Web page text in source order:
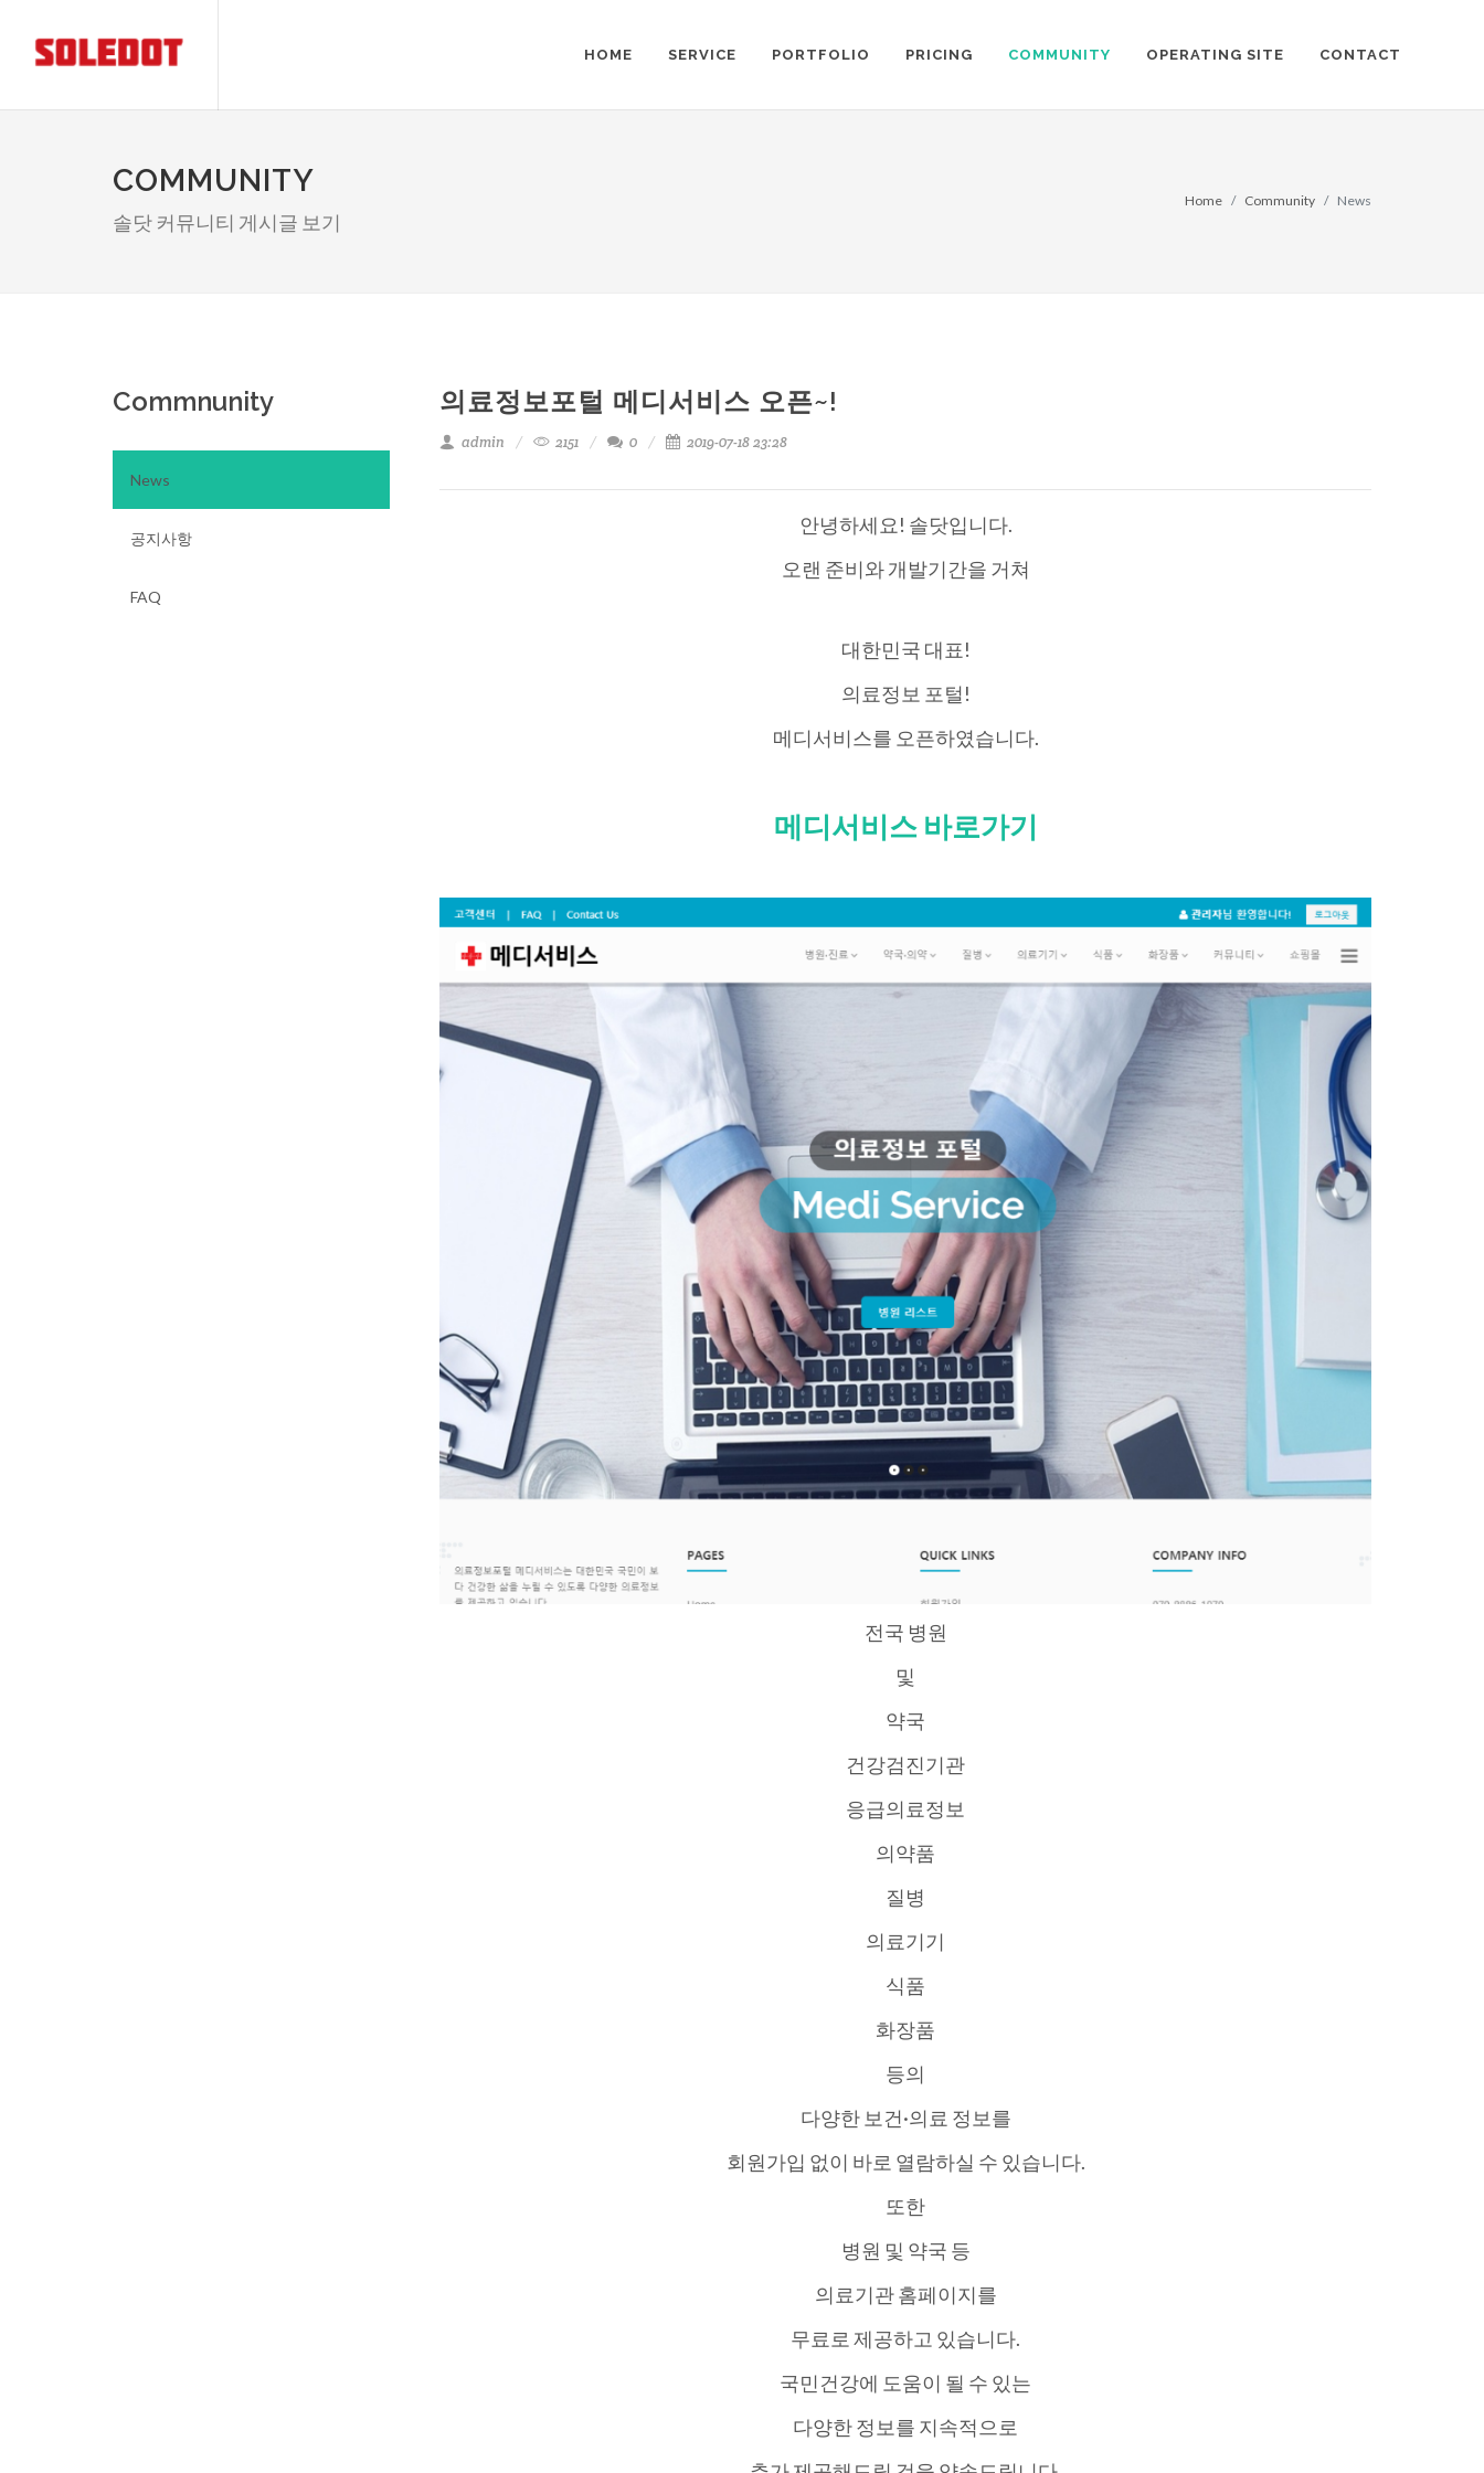
HOME SERVICE PORTFOLIO PRICING COMMUNITY OPERATING SITE CONTACT
COMMUNITY
솔닷 커뮤니티 게시글 보기
Home Community News
Commnunity
News
공지사항
FAQ
의료정보포털 메디서비스 오픈~!
admin 2151 0 2019-07-18 23:28
안녕하세요! 솔닷입니다.
오랜 준비와 개발기간을 거쳐
대한민국 대표!
의료정보 포털!
메디서비스를 오픈하였습니다.
메디서비스 바로가기
전국 병원
및
약국
건강검진기관
응급의료정보
의약품
질병
의료기기
식품
화장품
등의
다양한 보건·의료 정보를
회원가입 없이 바로 열람하실 수 있습니다.
또한
병원 및 약국 등
의료기관 홈페이지를
무료로 제공하고 있습니다.
국민건강에 도움이 될 수 있는
다양한 정보를 지속적으로